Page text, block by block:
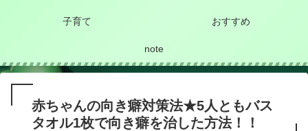
子育て おすすめ
note
赤ちゃんの向き癖対策法★5人ともバス
タオル1枚で向き癖を治した方法！！